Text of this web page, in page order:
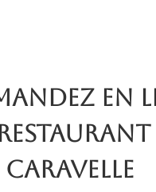
en
Caravelle